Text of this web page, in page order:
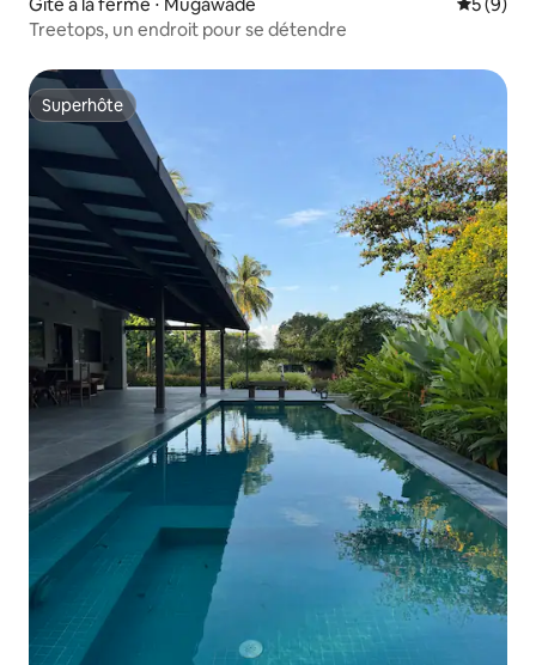
Treetops, un endroit pour se détendre
Superhôte
Superhôte